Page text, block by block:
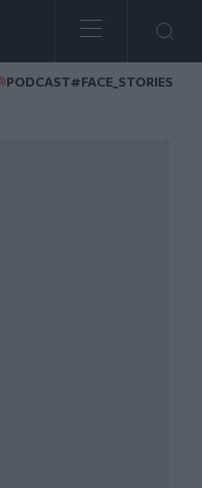
PODCAST#FACE_STORIES